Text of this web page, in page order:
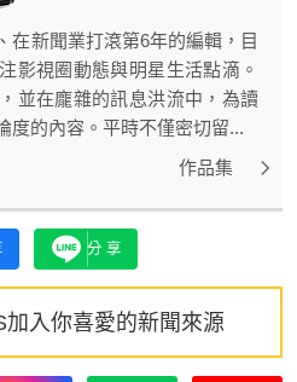
在新聞業打滾第6年的編輯，目
影視圈動態與明星生活點滴。
並在龐雜的訊息洪流中，為讀
度的內容。平時不僅密切留...
作品集
分享
入你喜愛的新聞來源